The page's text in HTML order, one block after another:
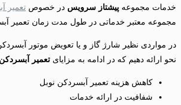
خدمات مجموعه پیشتاز سرویس در خصوص تعمیر
مجموعه معتبر خدماتی در طول مدت زمان تعمیر
در مواردی نظیر شارژ گاز و یا تعویض موتور
نحو ارائه دهیم که در ادامه به مزایای تعمیر
کاهش هزینه تعمیر آبسردکن نوبل
شفافیت در ارائه خدمات